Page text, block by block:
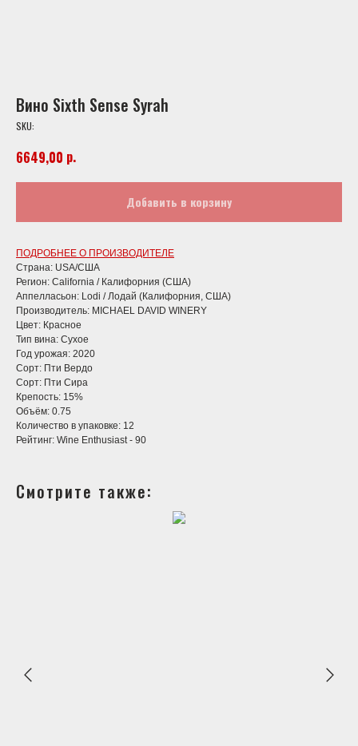
Вино Sixth Sense Syrah
SKU:
6649,00 р.
Добавить в корзину
ПОДРОБНЕЕ О ПРОИЗВОДИТЕЛЕ
Страна: USA/США
Регион: California / Калифорния (США)
Аппелласьон: Lodi / Лодай (Калифорния, США)
Производитель: MICHAEL DAVID WINERY
Цвет: Красное
Тип вина: Сухое
Год урожая: 2020
Сорт: Пти Вердо
Сорт: Пти Сира
Крепость: 15%
Объём: 0.75
Количество в упаковке: 12
Рейтинг: Wine Enthusiast - 90
Смотрите также: